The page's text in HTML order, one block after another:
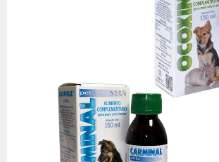
Catalysis Pets
Los productos de Catalysis,
representan uno de los saltos tecnológicos
en la medicina veterinaria actual. Su gran
el proceso de Activación Molecular. Pero
hace diferentes? El proceso de Activación
tecnología somete a las moléculas
a un campo eléctrico específico para
biológica. Logrando resultados clínicos
menores de principios activos, lo que